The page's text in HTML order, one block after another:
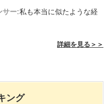
サー:私も本当に似たような経
詳細を見る＞＞
ング